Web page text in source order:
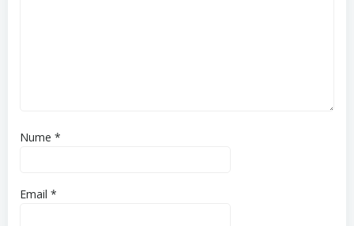
Nume *
Email *